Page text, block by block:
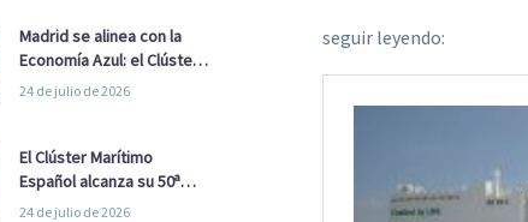
Madrid se alinea con la
Economía Azul: el Clúster
Marítimo Español y la Real
Ayuntamiento
24 de julio de 2026
El Clúster Marítimo
Español alcanza su 50ª
Asamblea reafirmando su
24 de julio de 2026
seguir leyendo: